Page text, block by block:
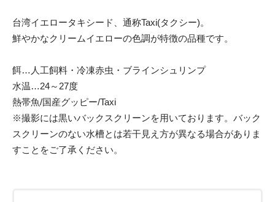
台湾イエロータキシード、通称Taxi(タクシー)。
鮮やかなクリームイエローの色調が特徴の品種です。
餌…人工飼料・冷凍赤虫・ブラインシュリンプ
水温…24～27度
熱帯魚/国産グッピー/Taxi
※撮影には黒いバックスクリーンを用いております。バック
スクリーンのない水槽とは若干見え方が異なる場合がありま
すことをご了承ください。